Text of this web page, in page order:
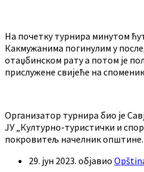
На почетку турнира минутом
Какмужанима погинулим у
отаџбинском рату а потом је
прислужене свијеће на
Организатор турнира био је
ЈУ „Културно-туристички и
покровитељ начелник општине.
29. јун 2023. објавио